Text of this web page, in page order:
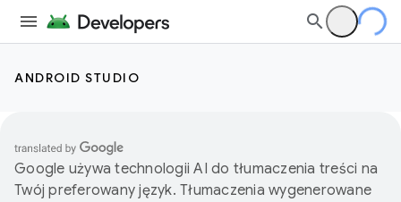
ANDROID STUDIO
Google używa technologii AI do tłumaczenia treści na
Twój preferowany język. Tłumaczenia wygenerowane